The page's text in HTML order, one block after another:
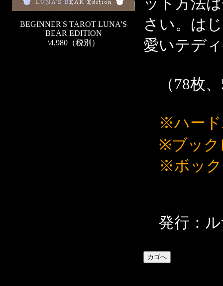
BEGINNER'S TAROT LUNA'S
BEAR EDITION
\4,980（税別）
さい。は
愛いテデ
（78枚、
※ハー
※ブック
※ボック
発行：ル